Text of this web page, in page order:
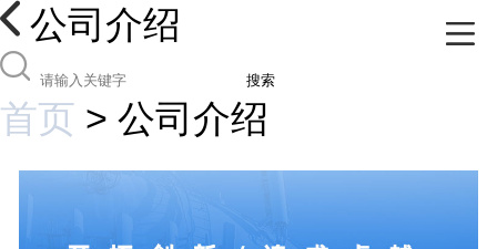
公司介绍
搜索
首页 > 公司介绍